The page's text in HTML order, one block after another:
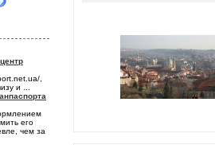
,
и ...
его
чем за